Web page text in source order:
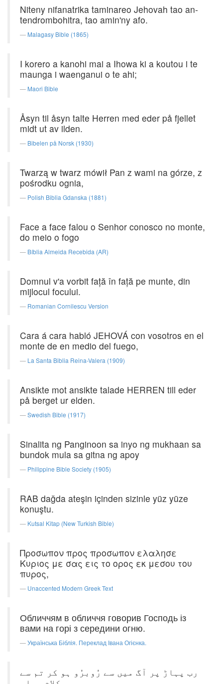
Niteny nifanatrika taminareo Jehovah tao an-
tendrombohitra, tao amin'ny afo.
Malagasy Bible (1865)
I korero a kanohi mai a Ihowa ki a koutou i te
maunga i waenganui o te ahi;
Maori Bible
Åsyn til åsyn talte Herren med eder på fjellet
midt ut av ilden.
Bibelen på Norsk (1930)
Twarzą w twarz mówił Pan z wami na górze, z
pośrodku ognia,
Polish Biblia Gdanska (1881)
Face a face falou o Senhor conosco no monte,
do meio o fogo
Bíblia Almeida Recebida (AR)
Domnul v'a vorbit faţă în faţă pe munte, din
mijlocul focului.
Romanian Cornilescu Version
Cara á cara habló JEHOVÁ con vosotros en el
monte de en medio del fuego,
La Santa Biblia Reina-Valera (1909)
Ansikte mot ansikte talade HERREN till eder
på berget ur elden.
Swedish Bible (1917)
Sinalita ng Panginoon sa inyo ng mukhaan sa
bundok mula sa gitna ng apoy
Philippine Bible Society (1905)
RAB dağda ateşin içinden sizinle yüz yüze
konuştu.
Kutsal Kitap (New Turkish Bible)
Προσωπον προς προσωπον ελαλησε
Κυριος με σας εις το ορος εκ μεσου του
πυρος,
Unaccented Modern Greek Text
Обличчям в обличчя говорив Господь із
вами на горі з середини огню.
Українська Біблія. Переклад Івана Огієнка.
رب پہاڑ پر آگ میں سے رُوبرُو ہو کر تم سے